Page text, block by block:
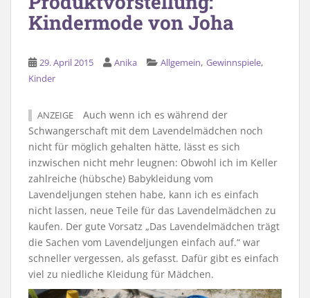
Kindermode von Joha
29. April 2015 Anika Allgemein, Gewinnspiele,
Kinder
ANZEIGE
Auch wenn ich es während der
Schwangerschaft mit dem Lavendelmädchen noch
nicht für möglich gehalten hätte, lässt es sich
inzwischen nicht mehr leugnen: Obwohl ich im Keller
zahlreiche (hübsche) Babykleidung vom
Lavendeljungen stehen habe, kann ich es einfach
nicht lassen, neue Teile für das Lavendelmädchen zu
kaufen. Der gute Vorsatz „Das Lavendelmädchen trägt
die Sachen vom Lavendeljungen einfach auf.“ war
schneller vergessen, als gefasst. Dafür gibt es einfach
viel zu niedliche Kleidung für Mädchen.